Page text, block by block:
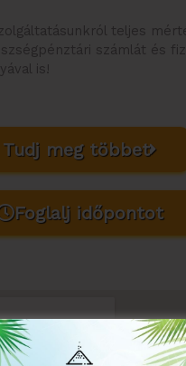
teljes
számlát és
is!
Tudj meg többet
Foglalj időpontot